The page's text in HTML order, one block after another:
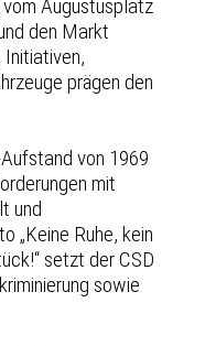
Augustusplatz
den Markt
Initiativen,
prägen den
von 1969
mit
und
„Keine Ruhe, kein
setzt der CSD
sowie